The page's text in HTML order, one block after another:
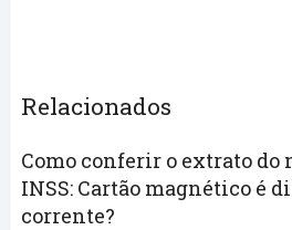
Relacionados
Como conferir o extrato do
INSS: Cartão magnético é
corrente?